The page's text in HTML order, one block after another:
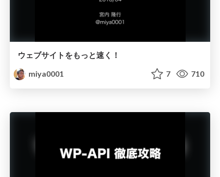
ウェブサイトをもっと速く！
miya0001
7 710